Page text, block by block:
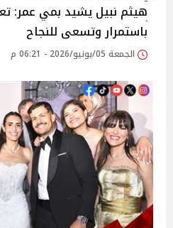
هيثم نبيل يشيد بمي عمر:
باستمرار وتسعى للنجاح
الجمعة 05/يونيو/2026 - 06:21 م